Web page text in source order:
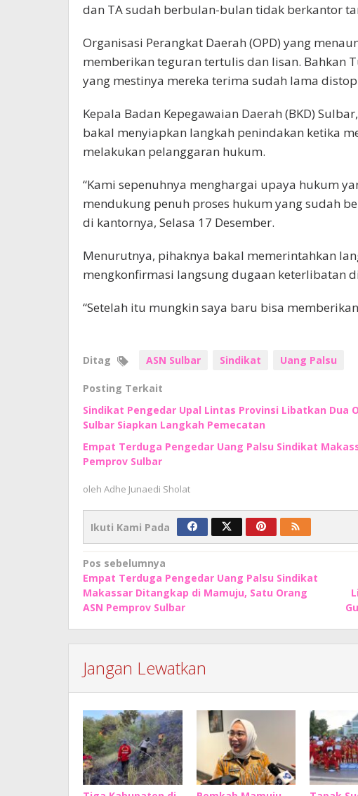
dan TA sudah berbulan-bulan tidak berkantor
Organisasi Perangkat Daerah (OPD) yang
memberikan teguran tertulis dan lisan. Bahkan
yang mestinya mereka terima sudah lama
Kepala Badan Kepegawaian Daerah (BKD)
bakal menyiapkan langkah penindakan ketika
melakukan pelanggaran hukum.
“Kami sepenuhnya menghargai upaya hukum
mendukung penuh proses hukum yang sudah
di kantornya, Selasa 17 Desember.
Menurutnya, pihaknya bakal memerintahkan
mengkonfirmasi langsung dugaan keterlibatan
“Setelah itu mungkin saya baru bisa
Ditag ASN Sulbar Sindikat Uang Palsu
Posting Terkait
Sindikat Pengedar Upal Lintas Provinsi Libatkan Dua
Sulbar Siapkan Langkah Pemecatan
Empat Terduga Pengedar Uang Palsu Sindikat
Pemprov Sulbar
oleh Adhe Junaedi Sholat
Ikuti Kami Pada
Navigasi
pos
Pos sebelumnya
Empat Terduga Pengedar Uang Palsu Sindikat
Makassar Ditangkap di Mamuju, Satu Orang
ASN Pemprov Sulbar
Jangan Lewatkan